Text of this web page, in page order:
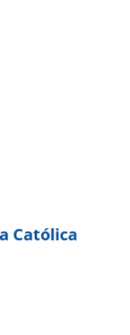
Católica